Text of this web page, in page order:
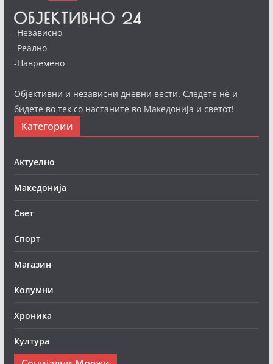
-Независно
-Реално
-Навремено
Објективни и независни дневни вести. Следете нè и
бидете во тек со настаните во Македонија и светот!
Категории
Актуелно
Македонија
Свет
Спорт
Магазин
Колумни
Хроника
Култура